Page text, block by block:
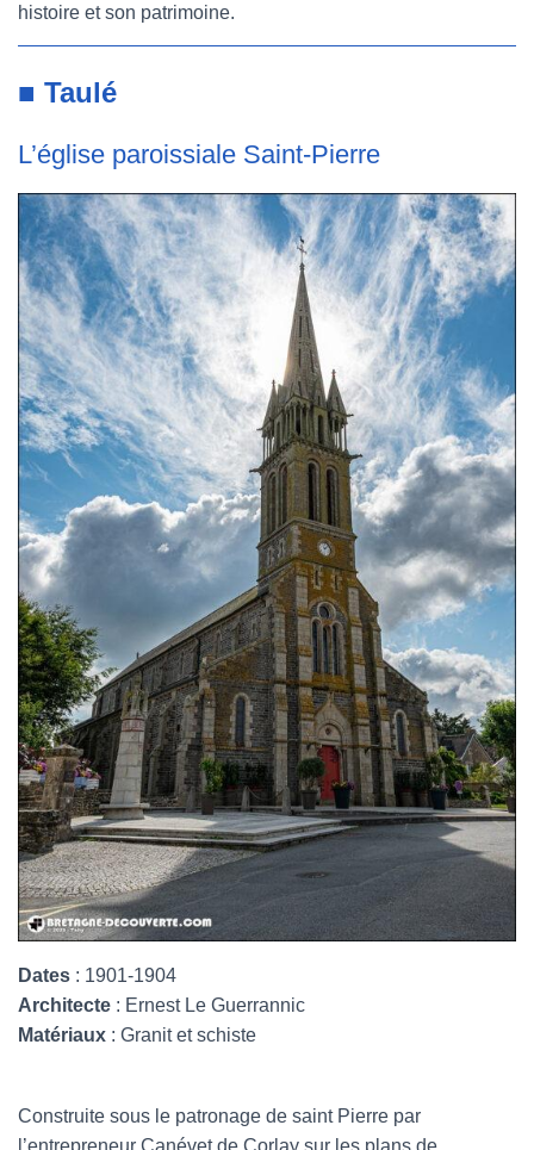
histoire et son patrimoine.
■ Taulé
L’église paroissiale Saint-Pierre
Dates : 1901-1904
Architecte : Ernest Le Guerrannic
Matériaux : Granit et schiste
Construite sous le patronage de saint Pierre par
l’entrepreneur Canévet de Corlay sur les plans de